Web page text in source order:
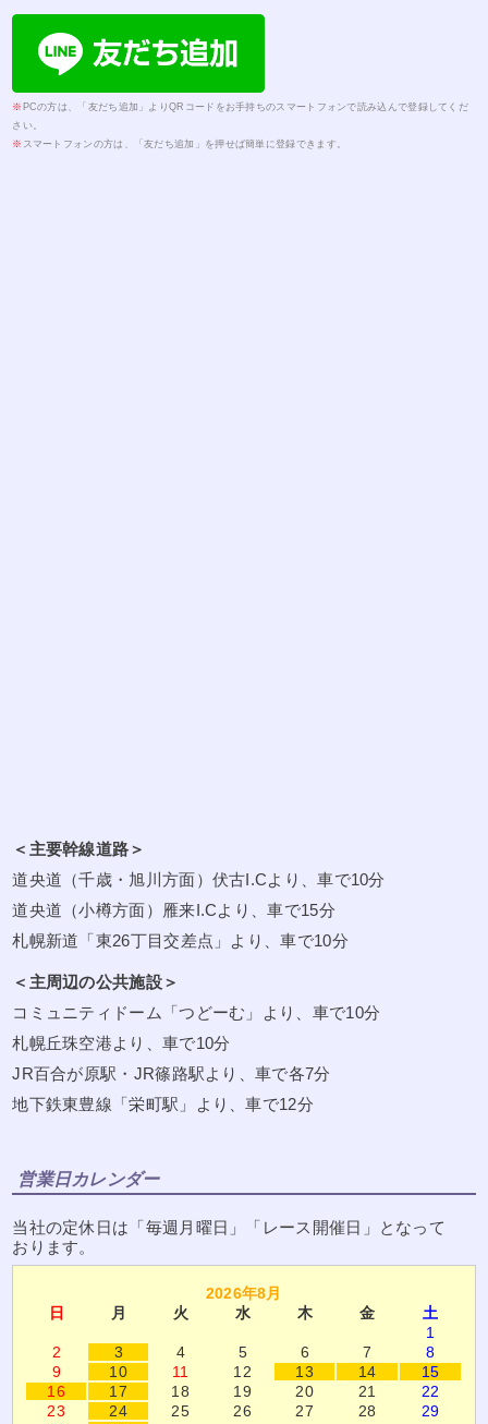
※ PCの方は、「友だち追加」よりQRコードをお手持ちのスマートフォンで読み込んで登録してくだ
さい。
※ スマートフォンの方は、「友だち追加」を押せば簡単に登録できます。
＜主要幹線道路＞
道央道（千歳・旭川方面）伏古I.Cより、車で10分
道央道（小樽方面）雁来I.Cより、車で15分
札幌新道「東26丁目交差点」より、車で10分
＜主周辺の公共施設＞
コミュニティドーム「つどーむ」より、車で10分
札幌丘珠空港より、車で10分
JR百合が原駅・JR篠路駅より、車で各7分
地下鉄東豊線「栄町駅」より、車で12分
営業日カレンダー
当社の定休日は「毎週月曜日」「レース開催日」となって
おります。
2026年8月
日
月 火 水 木 金
土
1
2
3 4 5 6 7
8
9
10 11 12 13 14
15
16
17 18 19 20 21
22
23
24 25 26 27 28
29